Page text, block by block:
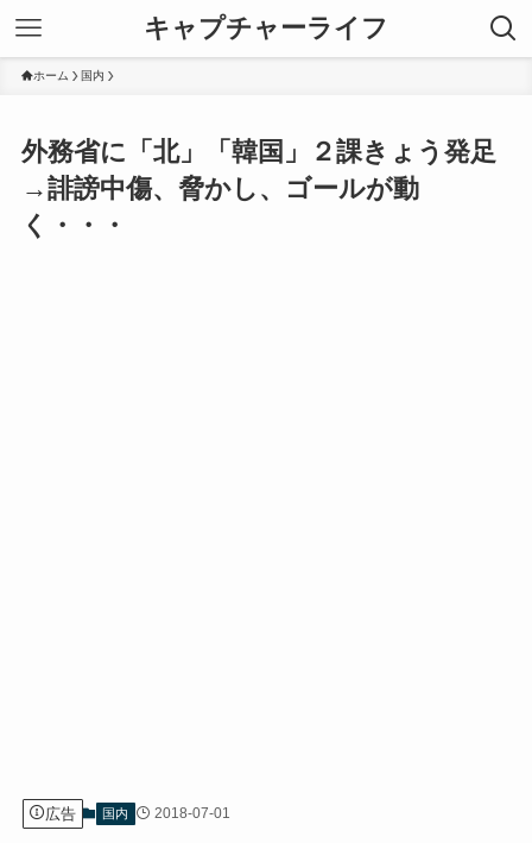
キャプチャーライフ
ホーム 国内
外務省に「北」「韓国」２課きょう発足
→誹謗中傷、脅かし、ゴールが動
く・・・
広告 国内 2018-07-01